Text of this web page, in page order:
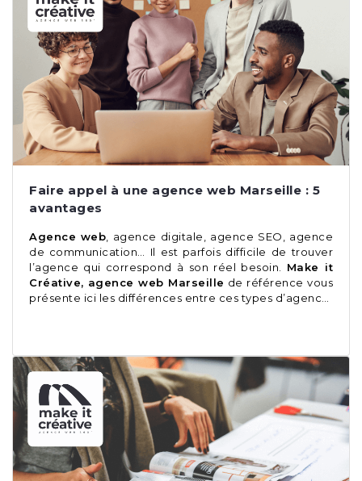
Faire appel à une agence web Marseille : 5
avantages
Agence web , agence digitale, agence SEO, agence
de communication… Il est parfois difficile de trouver
l’agence qui correspond à son réel besoin. Make it
Créative, agence web Marseille de référence vous
présente ici les différences entre ces types d’agenc…